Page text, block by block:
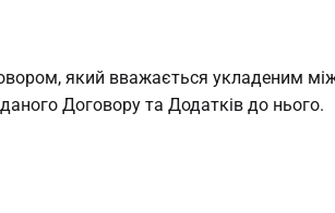
який вважається укладеним
Договору та Додатків до нього.